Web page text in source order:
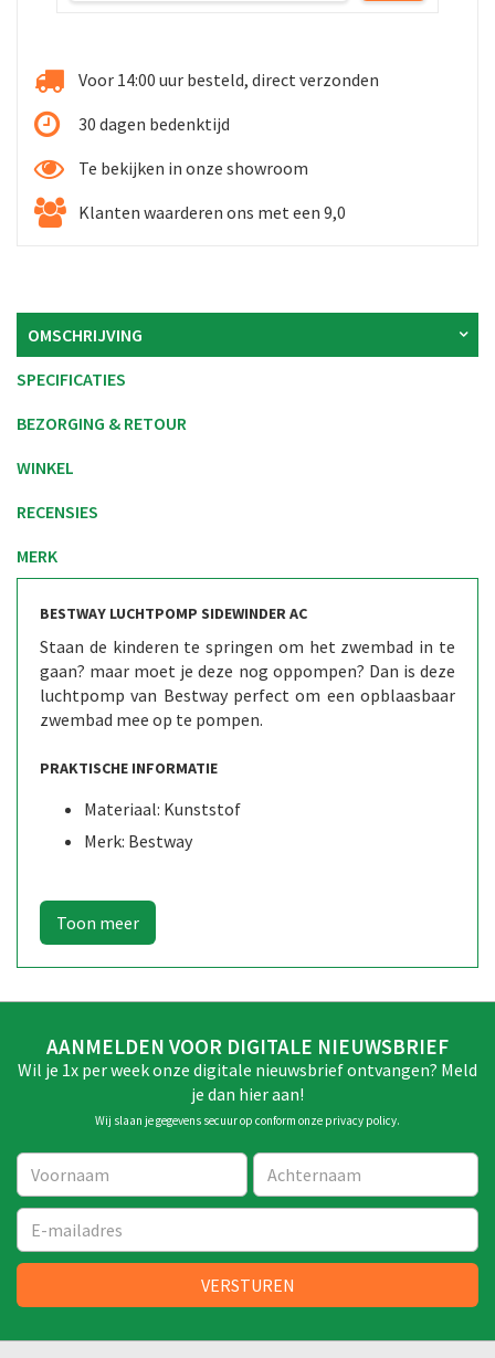
Voor 14:00 uur besteld, direct verzonden
30 dagen bedenktijd
Te bekijken in onze showroom
Klanten waarderen ons met een 9,0
OMSCHRIJVING
SPECIFICATIES
BEZORGING & RETOUR
WINKEL
RECENSIES
MERK
BESTWAY LUCHTPOMP SIDEWINDER AC
Staan de kinderen te springen om het zwembad in te
gaan? maar moet je deze nog oppompen? Dan is deze
luchtpomp van Bestway perfect om een opblaasbaar
zwembad mee op te pompen.
PRAKTISCHE INFORMATIE
Materiaal: Kunststof
Merk: Bestway
AANMELDEN VOOR DIGITALE NIEUWSBRIEF
Wil je 1x per week onze digitale nieuwsbrief ontvangen? Meld
je dan hier aan!
Wij slaan je gegevens secuur op conform onze privacy policy.